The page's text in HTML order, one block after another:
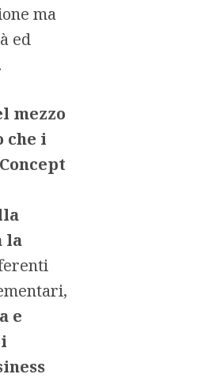
ma
ed
mezzo
che i
la
e